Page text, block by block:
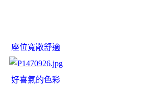
座位寬敞舒適
好喜氣的色彩